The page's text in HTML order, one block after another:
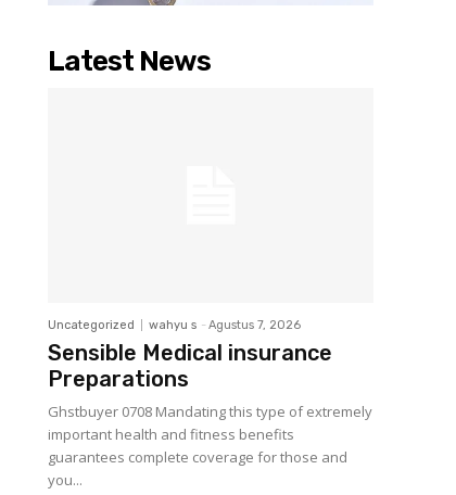
Latest News
Uncategorized wahyu s - Agustus 7, 2026
Sensible Medical insurance
Preparations
Ghstbuyer 0708 Mandating this type of extremely
important health and fitness benefits
guarantees complete coverage for those and
you...